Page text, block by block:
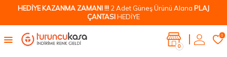
HEDİYE KAZANMA ZAMANI !!! 2 Adet Güneş Ürünü Alana PLAJ
ÇANTASIHEDİYE
0
0